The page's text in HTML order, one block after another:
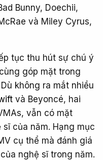
Bunny, Doechii,
và Miley Cyrus,
tục thu hút sự chú ý
góp mặt trong
không ra mắt nhiều
và Beyoncé, hai
vẫn có mặt
của năm. Hạng mục
cụ thể mà đánh giá
nghệ sĩ trong năm.